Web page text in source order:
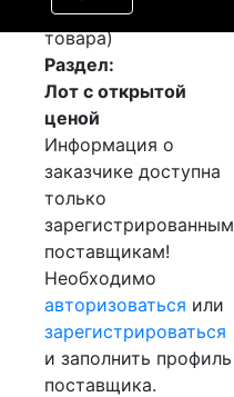
АУКЦИОН (покупка
товара)
Раздел:
Лот с открытой
ценой
Информация о
заказчике доступна
только
зарегистрированным
поставщикам!
Необходимо
авторизоваться или
зарегистрироваться
и заполнить профиль
поставщика.